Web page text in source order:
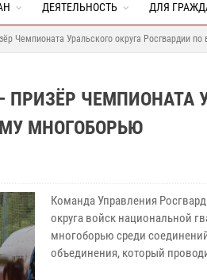
ДЕЯТЕЛЬНОСТЬ ДЛЯ
Чемпионата Уральского округа Росгвардии
ЧЕМПИОНАТА
МНОГОБОРЬЮ
Команда Управления
округа войск национальной
многоборью среди
объединения, который